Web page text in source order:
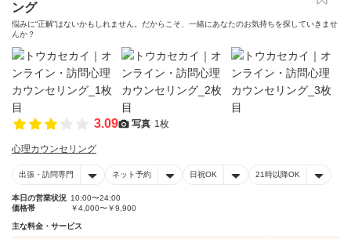
ング
悩みに“正解”はないかもしれません。だからこそ、一緒にあなたのお気持ちを探していきませ
んか？
3.09 写真 1枚
心理カウンセリング
出張・訪問専門 ネット予約 日祝OK 21時以降OK
本日の営業状況 10:00〜24:00
価格帯
￥4,000〜￥9,900
主な料金・サービス